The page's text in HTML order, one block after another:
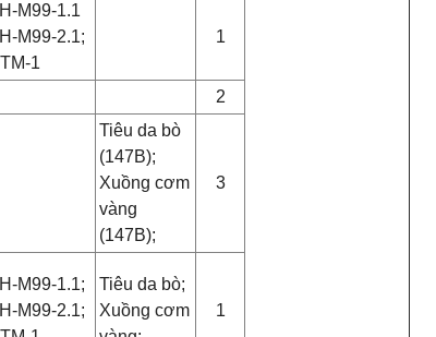
M99-1.1
M99-2.1;
1
1
2
Tiêu da bò
(147B);
Xuồng cơm
vàng
(147B);
3
M99-1.1;
M99-2.1;
Tiêu da bò;
Xuồng cơm
1